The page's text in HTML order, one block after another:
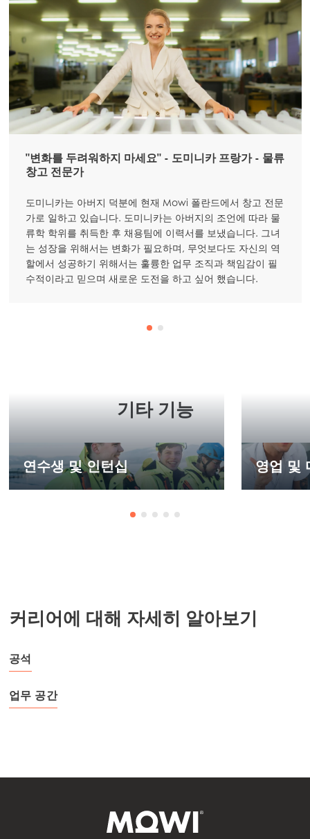
"변화를 두려워하지 마세요" - 도미니카 프랑가 - 물류
창고 전문가
도미니카는 아버지 덕분에 현재 Mowi 폴란드에서 창고 전문
가로 일하고 있습니다. 도미니카는 아버지의 조언에 따라 물
류학 학위를 취득한 후 채용팀에 이력서를 보냈습니다. 그녀
는 성장을 위해서는 변화가 필요하며, 무엇보다도 자신의 역
할에서 성공하기 위해서는 훌륭한 업무 조직과 책임감이 필
수적이라고 믿으며 새로운 도전을 하고 싶어 했습니다.
기타 기능
연수생 및 인턴십 영업 및
커리어에 대해 자세히 알아보기
공석
업무 공간